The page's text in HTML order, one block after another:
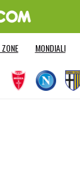
MONDIALI